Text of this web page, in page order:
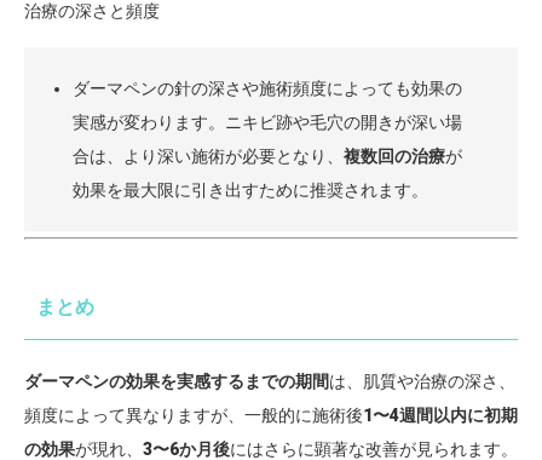
治療の深さと頻度
ダーマペンの針の深さや施術頻度によっても効果の
実感が変わります。ニキビ跡や毛穴の開きが深い場
合は、より深い施術が必要となり、 複数回の治療が
効果を最大限に引き出すために推奨されます。
まとめ
ダーマペンの効果を実感するまでの期間は、肌質や治療の深さ、
頻度によって異なりますが、一般的に施術後1〜4週間以内に初期
の効果が現れ、 3〜6か月後にはさらに顕著な改善が見られます。